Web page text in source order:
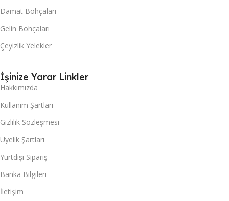
Damat Bohçaları
Gelin Bohçaları
Çeyizlik Yelekler
İşinize Yarar Linkler
Hakkımızda
Kullanım Şartları
Gizlilik Sözleşmesi
Üyelik Şartları
Yurtdışı Sipariş
Banka Bilgileri
İletişim